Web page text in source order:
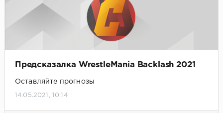
Предсказалка WrestleMania Backlash 2021
Оставляйте прогнозы
14.05.2021, 10:14